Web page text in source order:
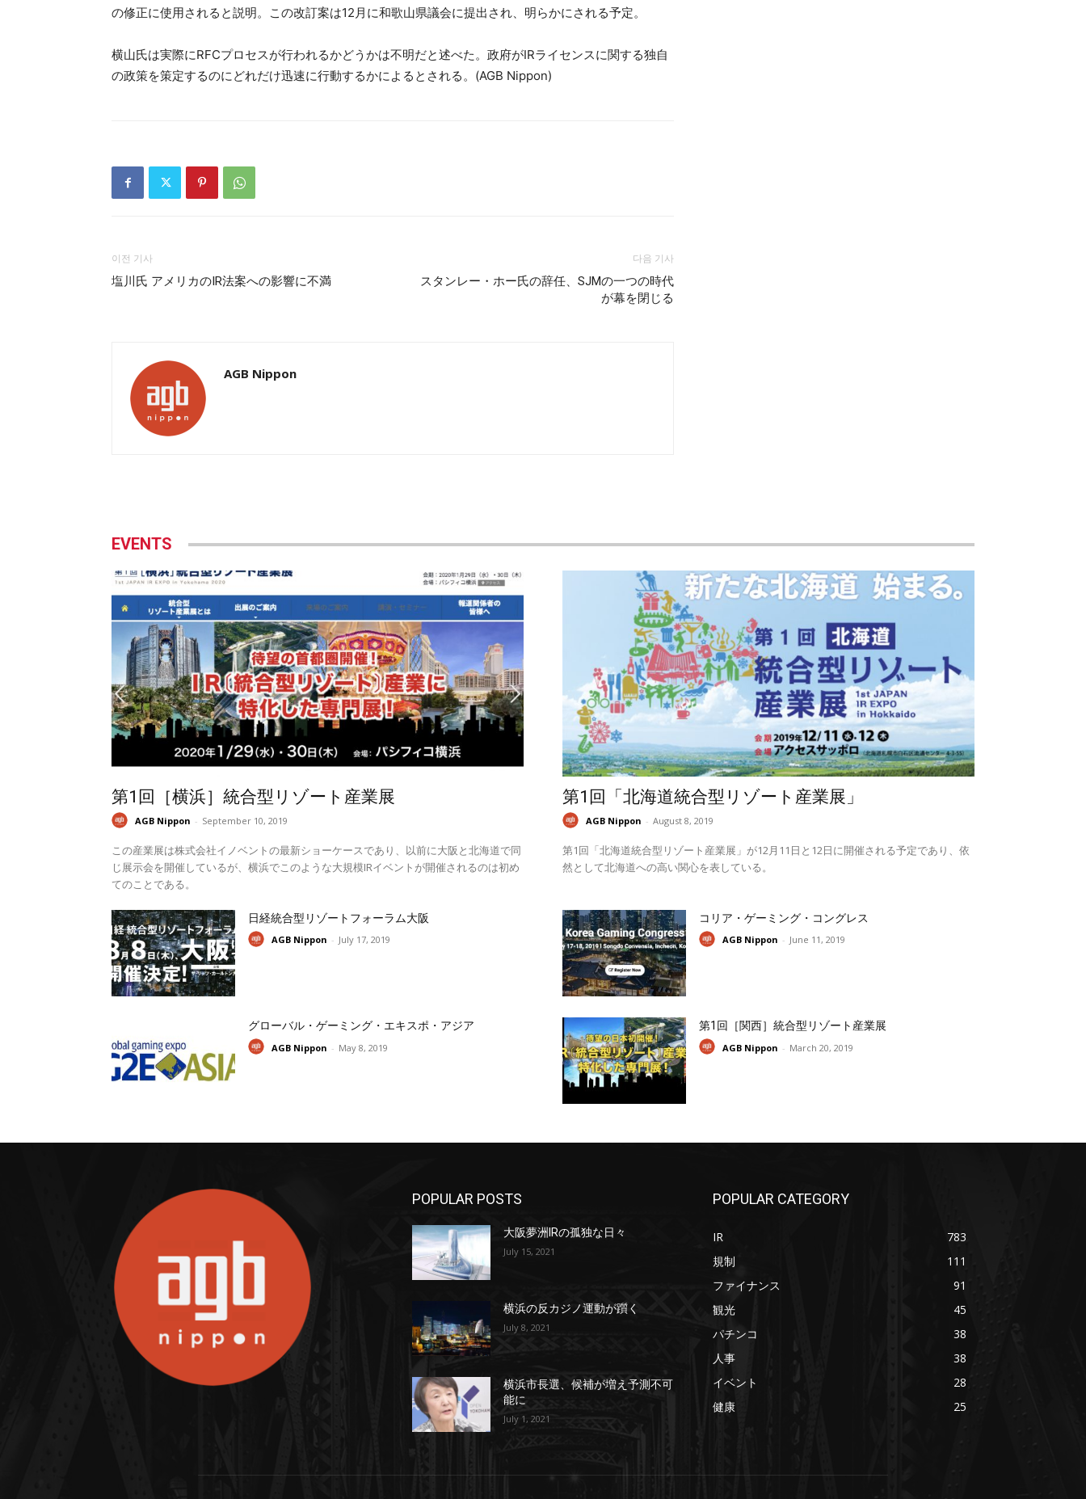
の修正に使用されると説明。この改訂案は12月に和歌山県議会に提出され、明らかにされる予定。
横山氏は実際にRFCプロセスが行われるかどうかは不明だと述べた。政府がIRライセンスに関する独自
の政策を策定するのにどれだけ迅速に行動するかによるとされる。(AGB Nippon)
이전 기사
塩川氏 アメリカのIR法案への影響に不満
다음 기사
スタンレー・ホー氏の辞任、SJMの一つの時代
が幕を閉じる
AGB Nippon
EVENTS
第1回［横浜］統合型リゾート産業展
AGB Nippon - September 10, 2019
この産業展は株式会社イノベントの最新ショーケースであり、以前に大阪と北海道で同
じ展示会を開催しているが、横浜でこのような大規模IRイベントが開催されるのは初め
てのことである。
第1回「北海道統合型リゾート産業展」
AGB Nippon - August 8, 2019
第1回「北海道統合型リゾート産業展」が12月11日と12日に開催される予定であり、依
然として北海道への高い関心を表している。
日経統合型リゾートフォーラム大阪
AGB Nippon - July 17, 2019
コリア・ゲーミング・コングレス
AGB Nippon - June 11, 2019
グローバル・ゲーミング・エキスポ・アジア
AGB Nippon - May 8, 2019
第1回［関西］統合型リゾート産業展
AGB Nippon - March 20, 2019
POPULAR POSTS
大阪夢洲IRの孤独な日々
July 15, 2021
横浜の反カジノ運動が躓く
July 8, 2021
横浜市長選、候補が増え予測不可
能に
July 1, 2021
POPULAR CATEGORY
IR
783
規制
111
ファイナンス
91
観光
45
パチンコ
38
人事
38
イベント
28
健康
25